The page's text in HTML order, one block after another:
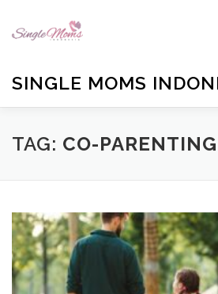
content
SINGLE MOMS
HOME PROFILE BLOG
TAG: CO-PARENTING